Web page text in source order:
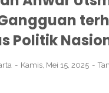
Politik
Kamis, Mei 15, 2025